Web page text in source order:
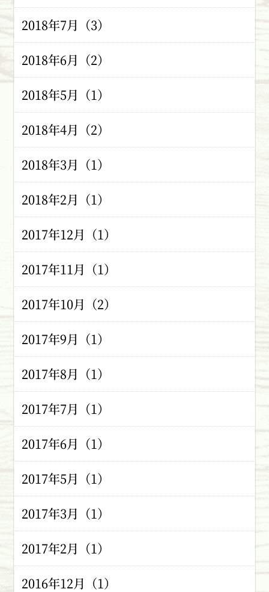
2018年7月（3）
2018年6月（2）
2018年5月（1）
2018年4月（2）
2018年3月（1）
2018年2月（1）
2017年12月（1）
2017年11月（1）
2017年10月（2）
2017年9月（1）
2017年8月（1）
2017年7月（1）
2017年6月（1）
2017年5月（1）
2017年3月（1）
2017年2月（1）
2016年12月（1）